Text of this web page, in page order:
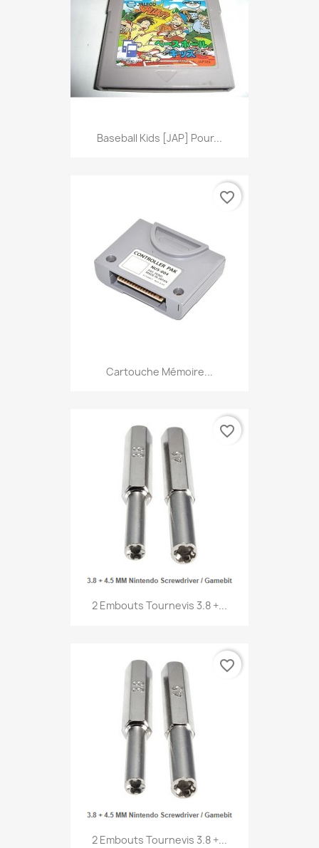
Baseball Kids [JAP] Pour...
Cartouche Mémoire...
favorite_border
2 Embouts Tournevis 3.8 +...
favorite_border
2 Embouts Tournevis 3.8 +...
favorite_border